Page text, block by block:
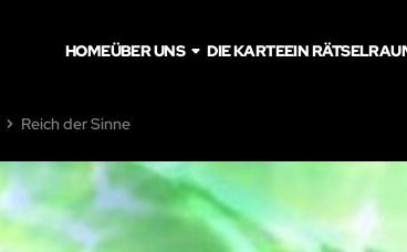
HOMEÜBER UNS DIE KARTEEIN
Reich der Sinne